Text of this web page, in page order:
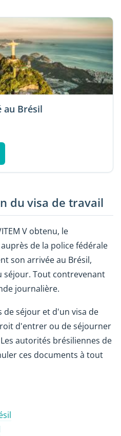
au Brésil
du visa de travail
V obtenu, le
de la police fédérale
son arrivée au Brésil,
séjour. Tout contrevenant
journalière.
de séjour et d'un visa de
d'entrer ou de séjourner
autorités brésiliennes de
ces documents à tout